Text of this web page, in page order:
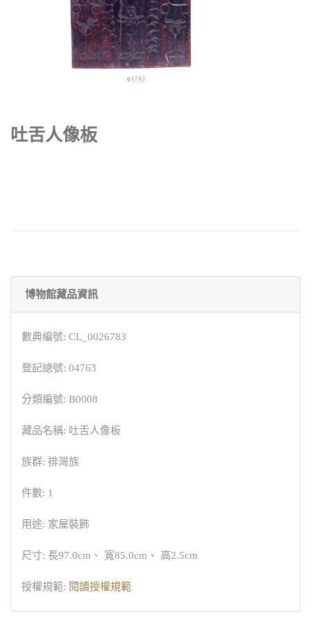
吐舌人像板
博物館藏品資訊
數典編號: CL_0026783
登記總號: 04763
分類編號: B0008
藏品名稱: 吐舌人像板
族群: 排灣族
件數: 1
用途: 家屋裝飾
尺寸: 長97.0cm、 寬85.0cm、 高2.5cm
授權規範: 閱讀授權規範